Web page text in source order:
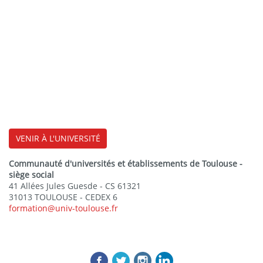
VENIR À L'UNIVERSITÉ
Communauté d'universités et établissements de Toulouse -
siège social
41 Allées Jules Guesde - CS 61321
31013 TOULOUSE - CEDEX 6
formation@univ-toulouse.fr